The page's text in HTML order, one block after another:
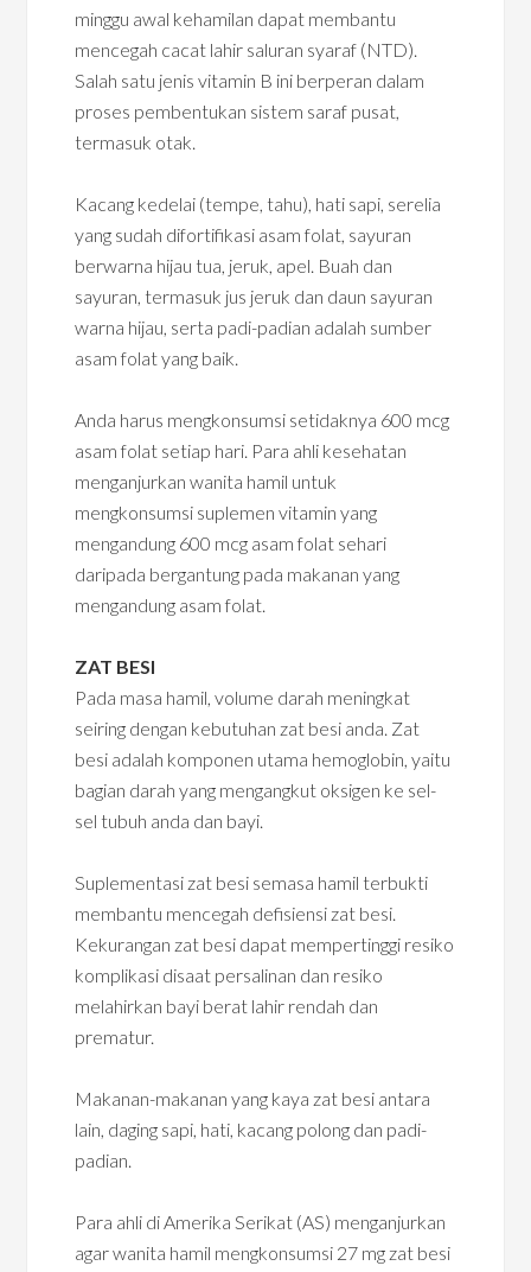
minggu awal kehamilan dapat membantu
mencegah cacat lahir saluran syaraf (NTD).
Salah satu jenis vitamin B ini berperan dalam
proses pembentukan sistem saraf pusat,
termasuk otak.
Kacang kedelai (tempe, tahu), hati sapi, serelia
yang sudah difortifikasi asam folat, sayuran
berwarna hijau tua, jeruk, apel. Buah dan
sayuran, termasuk jus jeruk dan daun sayuran
warna hijau, serta padi-padian adalah sumber
asam folat yang baik.
Anda harus mengkonsumsi setidaknya 600 mcg
asam folat setiap hari. Para ahli kesehatan
menganjurkan wanita hamil untuk
mengkonsumsi suplemen vitamin yang
mengandung 600 mcg asam folat sehari
daripada bergantung pada makanan yang
mengandung asam folat.
ZAT BESI
Pada masa hamil, volume darah meningkat
seiring dengan kebutuhan zat besi anda. Zat
besi adalah komponen utama hemoglobin, yaitu
bagian darah yang mengangkut oksigen ke sel-
sel tubuh anda dan bayi.
Suplementasi zat besi semasa hamil terbukti
membantu mencegah defisiensi zat besi.
Kekurangan zat besi dapat mempertinggi resiko
komplikasi disaat persalinan dan resiko
melahirkan bayi berat lahir rendah dan
prematur.
Makanan-makanan yang kaya zat besi antara
lain, daging sapi, hati, kacang polong dan padi-
padian.
Para ahli di Amerika Serikat (AS) menganjurkan
agar wanita hamil mengkonsumsi 27 mg zat besi